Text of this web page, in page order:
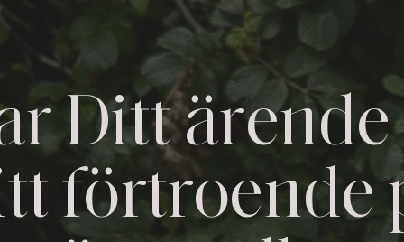
Ditt ärende
förtroende